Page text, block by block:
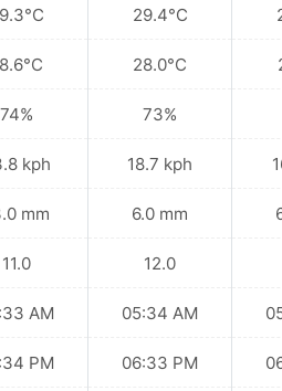
74%
kph
mm
11.0
AM
PM
29.4°C
28.0°C
73%
18.7 kph
6.0 mm
12.0
05:34 AM
06:33 PM